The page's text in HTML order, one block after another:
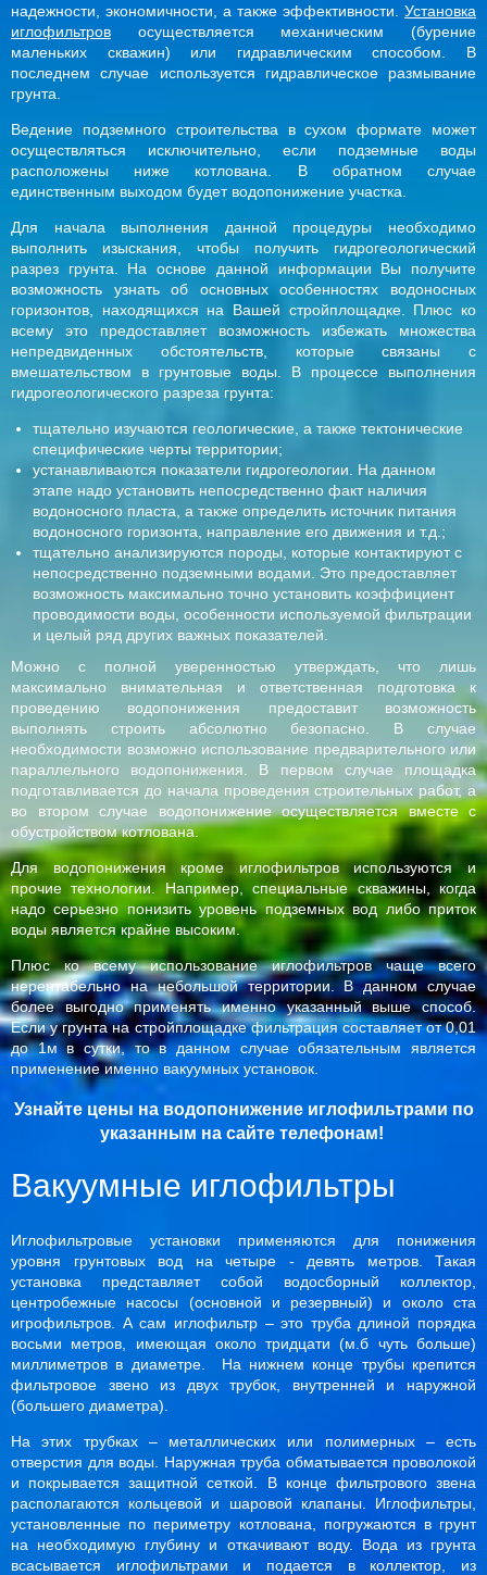
надежности, экономичности, а также эффективности. Установка
иглофильтров осуществляется механическим (бурение
маленьких скважин) или гидравлическим способом. В
последнем случае используется гидравлическое размывание
грунта.
Ведение подземного строительства в сухом формате может
осуществляться исключительно, если подземные воды
расположены ниже котлована. В обратном случае
единственным выходом будет водопонижение участка.
Для начала выполнения данной процедуры необходимо
выполнить изыскания, чтобы получить гидрогеологический
разрез грунта. На основе данной информации Вы получите
возможность узнать об основных особенностях водоносных
горизонтов, находящихся на Вашей стройплощадке. Плюс ко
всему это предоставляет возможность избежать множества
непредвиденных обстоятельств, которые связаны с
вмешательством в грунтовые воды. В процессе выполнения
гидрогеологического разреза грунта:
тщательно изучаются геологические, а также тектонические
специфические черты территории;
устанавливаются показатели гидрогеологии. На данном
этапе надо установить непосредственно факт наличия
водоносного пласта, а также определить источник питания
водоносного горизонта, направление его движения и т.д.;
тщательно анализируются породы, которые контактируют с
непосредственно подземными водами. Это предоставляет
возможность максимально точно установить коэффициент
проводимости воды, особенности используемой фильтрации
и целый ряд других важных показателей.
Можно с полной уверенностью утверждать, что лишь
максимально внимательная и ответственная подготовка к
проведению водопонижения предоставит возможность
выполнять строить абсолютно безопасно. В случае
необходимости возможно использование предварительного или
параллельного водопонижения. В первом случае площадка
подготавливается до начала проведения строительных работ, а
во втором случае водопонижение осуществляется вместе с
обустройством котлована.
Для водопонижения кроме иглофильтров используются и
прочие технологии. Например, специальные скважины, когда
надо серьезно понизить уровень подземных вод либо приток
воды является крайне высоким.
Плюс ко всему использование иглофильтров чаще всего
нерентабельно на небольшой территории. В данном случае
более выгодно применять именно указанный выше способ.
Если у грунта на стройплощадке фильтрация составляет от 0,01
до 1м в сутки, то в данном случае обязательным является
применение именно вакуумных установок.
Узнайте цены на водопонижение иглофильтрами по
указанным на сайте телефонам!
Вакуумные иглофильтры
Иглофильтровые установки применяются для понижения
уровня грунтовых вод на четыре - девять метров. Такая
установка представляет собой водосборный коллектор,
центробежные насосы (основной и резервный) и около ста
игрофильтров. А сам иглофильтр – это труба длиной порядка
восьми метров, имеющая около тридцати (м.б чуть больше)
миллиметров в диаметре. На нижнем конце трубы крепится
фильтровое звено из двух трубок, внутренней и наружной
(большего диаметра).
На этих трубках – металлических или полимерных – есть
отверстия для воды. Наружная труба обматывается проволокой
и покрывается защитной сеткой. В конце фильтрового звена
располагаются кольцевой и шаровой клапаны. Иглофильтры,
установленные по периметру котлована, погружаются в грунт
на необходимую глубину и откачивают воду. Вода из грунта
всасывается иглофильтрами и подается в коллектор, из